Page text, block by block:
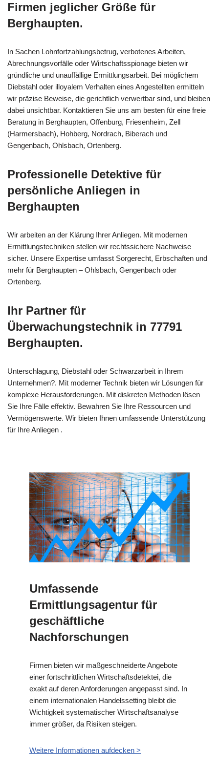
Firmen jeglicher Größe für
Berghaupten.
In Sachen Lohnfortzahlungsbetrug, verbotenes Arbeiten,
Abrechnungsvorfälle oder Wirtschaftsspionage bieten wir
gründliche und unauffällige Ermittlungsarbeit. Bei möglichem
Diebstahl oder illoyalem Verhalten eines Angestellten ermitteln
wir präzise Beweise, die gerichtlich verwertbar sind, und bleiben
dabei unsichtbar. Kontaktieren Sie uns am besten für eine freie
Beratung in Berghaupten, Offenburg, Friesenheim, Zell
(Harmersbach), Hohberg, Nordrach, Biberach und
Gengenbach, Ohlsbach, Ortenberg.
Professionelle Detektive für
persönliche Anliegen in
Berghaupten
Wir arbeiten an der Klärung Ihrer Anliegen. Mit modernen
Ermittlungstechniken stellen wir rechtssichere Nachweise
sicher. Unsere Expertise umfasst Sorgerecht, Erbschaften und
mehr für Berghaupten – Ohlsbach, Gengenbach oder
Ortenberg.
Ihr Partner für
Überwachungstechnik in 77791
Berghaupten.
Unterschlagung, Diebstahl oder Schwarzarbeit in Ihrem
Unternehmen?. Mit moderner Technik bieten wir Lösungen für
komplexe Herausforderungen. Mit diskreten Methoden lösen
Sie Ihre Fälle effektiv. Bewahren Sie Ihre Ressourcen und
Vermögenswerte. Wir bieten Ihnen umfassende Unterstützung
für Ihre Anliegen .
Umfassende
Ermittlungsagentur für
geschäftliche
Nachforschungen
Firmen bieten wir maßgeschneiderte Angebote
einer fortschrittlichen Wirtschaftsdetektei, die
exakt auf deren Anforderungen angepasst sind. In
einem internationalen Handelssetting bleibt die
Wichtigkeit systematischer Wirtschaftsanalyse
immer größer, da Risiken steigen.
Weitere Informationen aufdecken >